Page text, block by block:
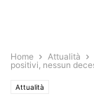
Home Attualità
positivi, nessun
Attualità